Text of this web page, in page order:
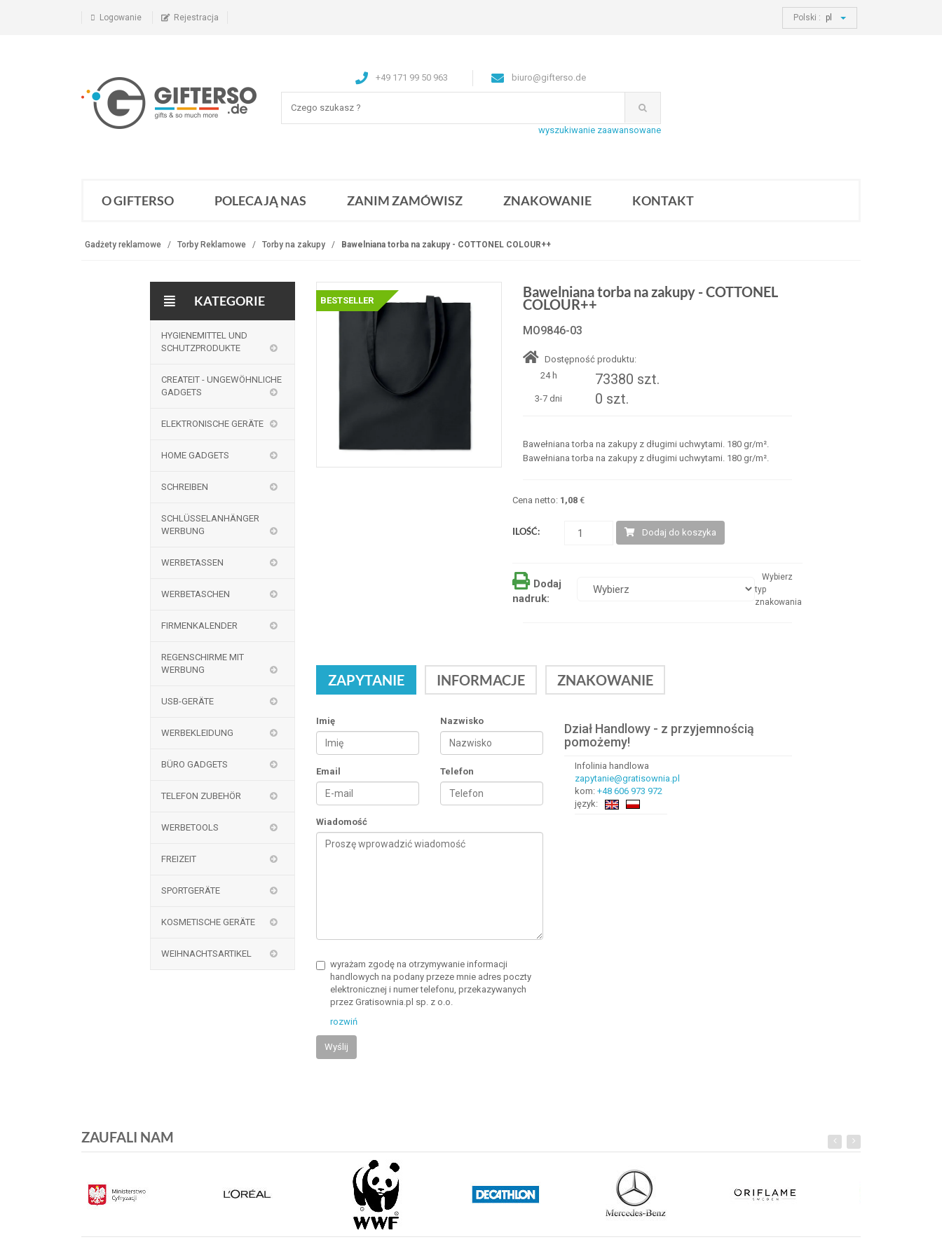
Logowanie Rejestracja Polski : pl
+49 171 99 50 963 biuro@gifterso.de
wyszukiwanie zaawansowane
O GIFTERSO POLECAJĄ NAS ZANIM ZAMÓWISZ ZNAKOWANIE KONTAKT
Gadżety reklamowe Torby Reklamowe Torby na zakupy Bawelniana torba na zakupy - COTTONEL COLOUR++
KATEGORIE
HYGIENEMITTEL UND
SCHUTZPRODUKTE
CREATEIT - UNGEWÖHNLICHE
GADGETS
ELEKTRONISCHE GERÄTE
HOME GADGETS
SCHREIBEN
SCHLÜSSELANHÄNGER
WERBUNG
WERBETASSEN
WERBETASCHEN
FIRMENKALENDER
REGENSCHIRME MIT
WERBUNG
USB-GERÄTE
WERBEKLEIDUNG
BÜRO GADGETS
TELEFON ZUBEHÖR
WERBETOOLS
FREIZEIT
SPORTGERÄTE
KOSMETISCHE GERÄTE
WEIHNACHTSARTIKEL
BESTSELLER
Bawelniana torba na zakupy - COTTONEL
COLOUR++
MO9846-03
Dostępność produktu:
24 h
73380 szt.
3-7 dni 0 szt.
Bawełniana torba na zakupy z długimi uchwytami. 180 gr/m².
Bawełniana torba na zakupy z długimi uchwytami. 180 gr/m².
Cena netto: 1,08 €
ILOŚĆ: Dodaj do koszyka
Dodaj
nadruk:
Wybierz
typ
znakowania
ZAPYTANIE INFORMACJE ZNAKOWANIE
Imię Nazwisko
Email Telefon
Wiadomość
wyrażam zgodę na otrzymywanie informacji
handlowych na podany przeze mnie adres poczty
elektronicznej i numer telefonu, przekazywanych
przez Gratisownia.pl sp. z o.o.
rozwiń
Wyślij
Dział Handlowy - z przyjemnością
pomożemy!
Infolinia handlowa
zapytanie@gratisownia.pl
kom:+48 606 973 972
język:
ZAUFALI NAM